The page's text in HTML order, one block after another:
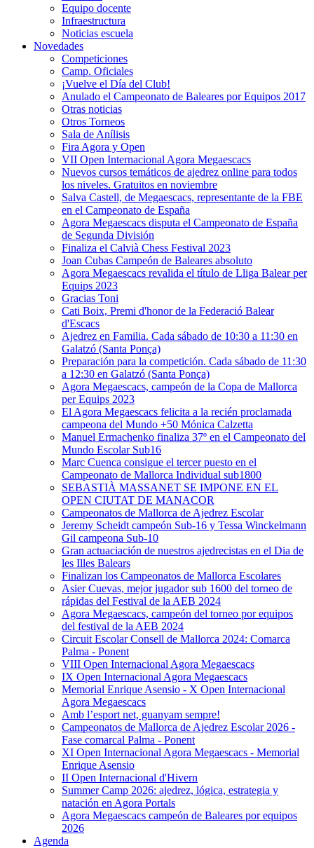
Equipo docente
Infraestructura
Noticias escuela
Novedades
Competiciones
Camp. Oficiales
¡Vuelve el Dí­a del Club!
Anulado el Campeonato de Baleares por Equipos 2017
Otras noticias
Otros Torneos
Sala de Anílisis
Fira Agora y Open
VII Open Internacional Agora Megaescacs
Nuevos cursos temáticos de ajedrez online para todos
los niveles. Gratuitos en noviembre
Salva Castell, de Megaescacs, representante de la FBE
en el Campeonato de España
Agora Megaescacs disputa el Campeonato de España
de Segunda División
Finaliza el Calvià Chess Festival 2023
Joan Cubas Campeón de Baleares absoluto
Agora Megaescacs revalida el título de Lliga Balear per
Equips 2023
Gracias Toni
Cati Boix, Premi d'honor de la Federació Balear
d'Escacs
Ajedrez en Familia. Cada sábado de 10:30 a 11:30 en
Galatzó (Santa Ponça)
Preparación para la competición. Cada sábado de 11:30
a 12:30 en Galatzó (Santa Ponça)
Agora Megaescacs, campeón de la Copa de Mallorca
per Equips 2023
El Agora Megaescacs felicita a la recién proclamada
campeona del Mundo +50 Mónica Calzetta
Manuel Ermachenko finaliza 37º en el Campeonato del
Mundo Escolar Sub16
Marc Cuenca consigue el tercer puesto en el
Campeonato de Mallorca Individual sub1800
SEBASTIÀ MASSANET SE IMPONE EN EL
OPEN CIUTAT DE MANACOR
Campeonatos de Mallorca de Ajedrez Escolar
Jeremy Scheidt campeón Sub-16 y Tessa Winckelmann
Gil campeona Sub-10
Gran actuaciación de nuestros ajedrecistas en el Dia de
les Illes Balears
Finalizan los Campeonatos de Mallorca Escolares
Asier Cuevas, mejor jugador sub 1600 del torneo de
rápidas del Festival de la AEB 2024
Agora Megaescacs, campeón del torneo por equipos
del festival de la AEB 2024
Circuit Escolar Consell de Mallorca 2024: Comarca
Palma - Ponent
VIII Open Internacional Agora Megaescacs
IX Open Internacional Agora Megaescacs
Memorial Enrique Asensio - X Open Internacional
Agora Megaescacs
Amb l’esport net, guanyam sempre!
Campeonatos de Mallorca de Ajedrez Escolar 2026 -
Fase comarcal Palma - Ponent
XI Open Internacional Agora Megaescacs - Memorial
Enrique Asensio
II Open Internacional d'Hivern
Summer Camp 2026: ajedrez, lógica, estrategia y
natación en Agora Portals
Agora Megaescacs campeón de Baleares por equipos
2026
Agenda